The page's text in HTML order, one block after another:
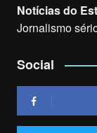
Notícias do
Jornalismo
Social